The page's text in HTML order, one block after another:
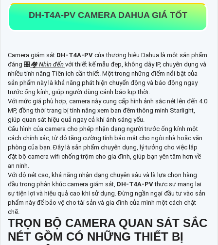
DH-T4A-PVCAMERA DAHUA GIÁ TỐT
Camera giám sát DH-T4A-PV của thương hiệu Dahua là một sản phẩm
đáng 🎛 🏘 Nhìn đến với thiết kế mẫu đẹp, không dây IP, chuyên dụng và
nhiều tính năng Tiên ích cần thiết. Một trong những điểm nổi bật của
sản phẩm này là khả năng phát hiện chuyển động và báo động ngay
trước ống kính, giúp người dùng cảnh báo kịp thời.
Với mức giá phù hợp, camera này cung cấp hình ảnh sắc nét lên đến 4.0
MP, đồng thời trang bị tính năng xem ban đêm thông minh Starlight,
giúp quan sát hiệu quả ngay cả khi ánh sáng yếu.
Cấu hình của camera cho phép nhận dạng người trước ống kính một
cách chính xác, từ đó tăng cường tính bảo mật cho ngôi nhà hoặc văn
phòng của bạn. Đây là sản phẩm chuyên dụng, lý tưởng cho việc lắp
đặt bộ camera wifi chống trộm cho gia đình, giúp bạn yên tâm hơn về
an ninh.
Với độ nét cao, khả năng nhận dạng chuyên sâu và là lựa chọn hàng
đầu trong phân khúc camera giám sát, DH-T4A-PVthực sự mang lại
sự tiện lợi và hiệu quả cao khi sử dụng. Đừng ngần ngại đầu tư vào sản
phẩm này để bảo vệ cho tài sản và gia đình của mình một cách chặt
chẽ.
TRỌN BỘ CAMERA QUAN SÁT SẮC
NÉT GỒM CÓ NHỮNG THIẾT BỊ